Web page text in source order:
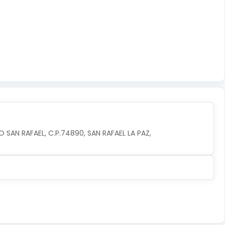
SAN RAFAEL, C.P.74890, SAN RAFAEL LA PAZ,